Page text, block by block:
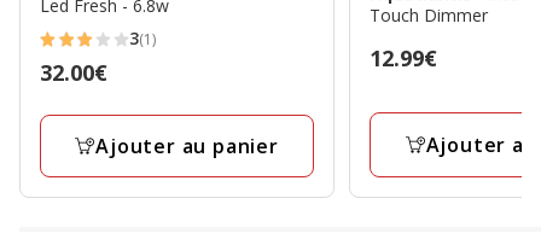
Led Fresh - 6.8w
3
étoiles
avec
avis
3(1)
Prix
32.00€
Ajouter au panier
Touch Dimmer
Prix
12.99€
Ajouter